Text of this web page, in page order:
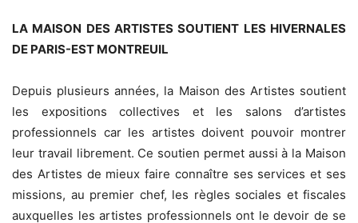
LA MAISON DES ARTISTES SOUTIENT LES HIVERNALES
DE PARIS-EST MONTREUIL
Depuis plusieurs années, la Maison des Artistes soutient
les expositions collectives et les salons d’artistes
professionnels car les artistes doivent pouvoir montrer
leur travail librement. Ce soutien permet aussi à la Maison
des Artistes de mieux faire connaître ses services et ses
missions, au premier chef, les règles sociales et fiscales
auxquelles les artistes professionnels ont le devoir de se